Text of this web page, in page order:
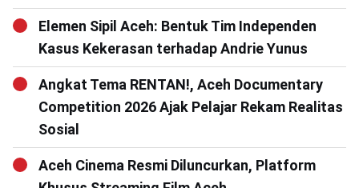
Elemen Sipil Aceh: Bentuk Tim Independen
Kasus Kekerasan terhadap Andrie Yunus
Angkat Tema RENTAN!, Aceh Documentary
Competition 2026 Ajak Pelajar Rekam Realitas
Sosial
Aceh Cinema Resmi Diluncurkan, Platform